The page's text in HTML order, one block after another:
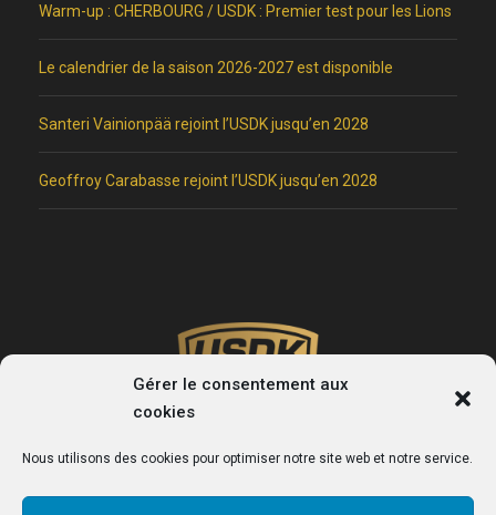
Gérer le consentement aux
cookies
Nous utilisons des cookies pour optimiser notre site web et notre service.
Warm-up : CHERBOURG / USDK : Premier test pour les Lions
Le calendrier de la saison 2026-2027 est disponible
Santeri Vainionpää rejoint l’USDK jusqu’en 2028
Geoffroy Carabasse rejoint l’USDK jusqu’en 2028